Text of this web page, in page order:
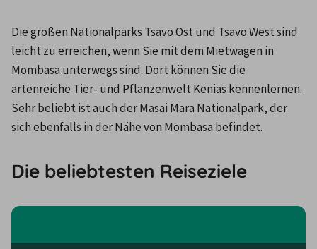
Die großen Nationalparks Tsavo Ost und Tsavo West sind
leicht zu erreichen, wenn Sie mit dem Mietwagen in
Mombasa unterwegs sind. Dort können Sie die
artenreiche Tier- und Pflanzenwelt Kenias kennenlernen.
Sehr beliebt ist auch der Masai Mara Nationalpark, der
sich ebenfalls in der Nähe von Mombasa befindet.
Die beliebtesten Reiseziele